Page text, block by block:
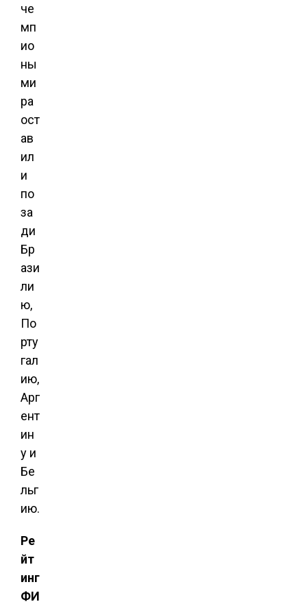
че
мп
ио
ны
ми
ра
ост
ав
ил
и
по
за
ди
Бр
ази
ли
ю,
По
рту
гал
ию,
Арг
ент
ин
у и
Бе
льг
ию.
Ре
йт
инг
ФИ